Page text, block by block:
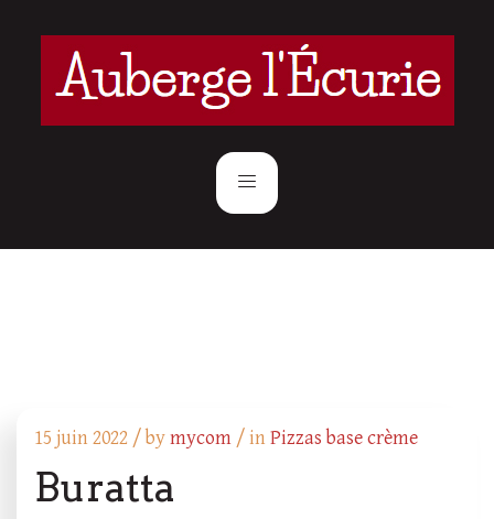
15 juin 2022 /bymycom / inPizzas base crème
Buratta